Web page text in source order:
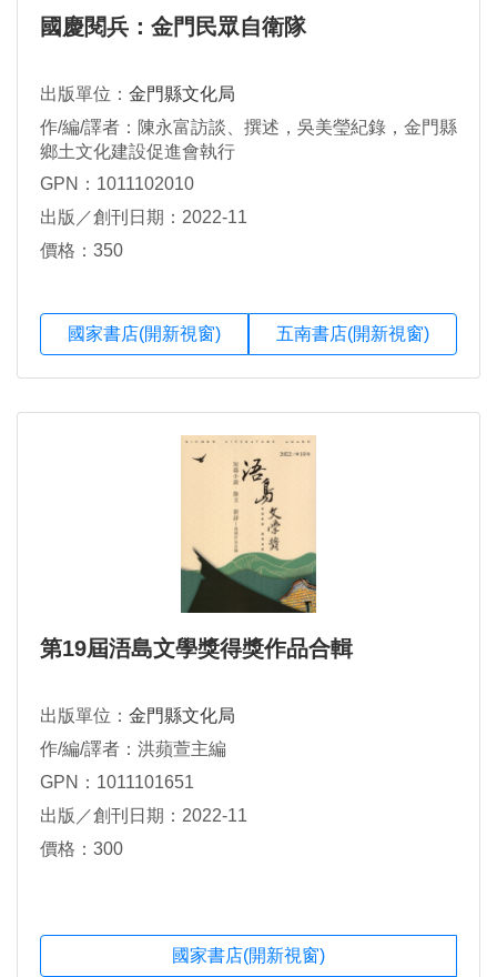
國慶閱兵：金門民眾自衛隊
出版單位： 金門縣文化局
作/編/譯者：陳永富訪談、撰述，吳美瑩紀錄，金門縣
鄉土文化建設促進會執行
GPN：1011102010
出版／創刊日期：2022-11
價格：350
國家書店(開新視窗) 五南書店(開新視窗)
第19屆浯島文學獎得獎作品合輯
出版單位： 金門縣文化局
作/編/譯者：洪蘋萱主編
GPN：1011101651
出版／創刊日期：2022-11
價格：300
國家書店(開新視窗)